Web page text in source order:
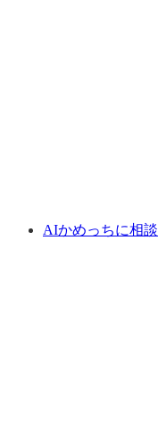
AIかめっちに相談